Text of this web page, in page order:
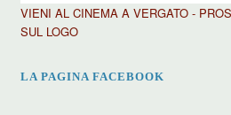
VIENI AL CINEMA A VERGATO -
SUL LOGO
LA PAGINA FACEBOOK